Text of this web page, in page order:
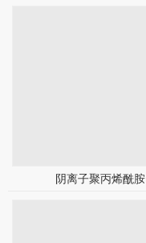
阴离子聚丙烯酰胺